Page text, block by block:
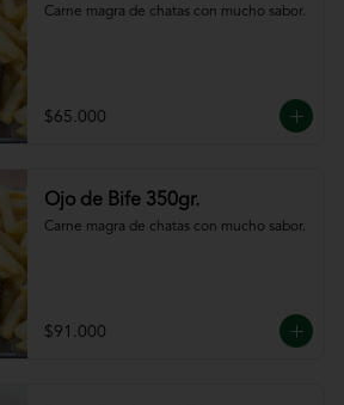
Carne magra de chatas con mucho sabor.
$65.000
Ojo de Bife 350gr.
Carne magra de chatas con mucho sabor.
$91.000